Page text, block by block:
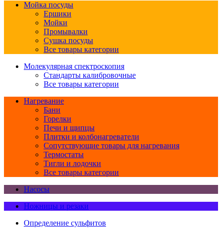
Мойка посуды
Ершики
Мойки
Промывалки
Сушка посуды
Все товары категории
Молекулярная спектроскопия
Стандарты калибровочные
Все товары категории
Нагревание
Бани
Горелки
Печи и щипцы
Плитки и колбонагреватели
Сопутствующие товары для нагревания
Термостаты
Тигли и лодочки
Все товары категории
Насосы
Ножницы и резаки
Определение сульфитов